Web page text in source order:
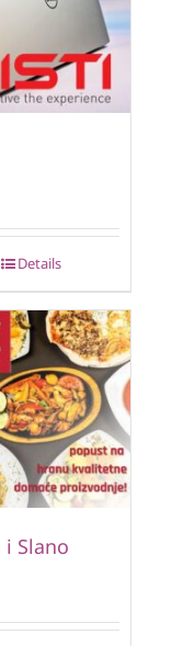
Details
i Slano